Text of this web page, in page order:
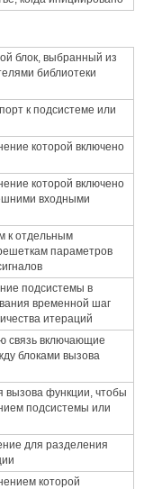
блок, выбранный из
библиотеки
к подсистеме или
которой включено
которой включено
входными
к отдельным
параметров
подсистемы в
временной шаг
итераций
связь включающие
блоками вызова
вызова функции, чтобы
подсистемы или
для разделения
которой